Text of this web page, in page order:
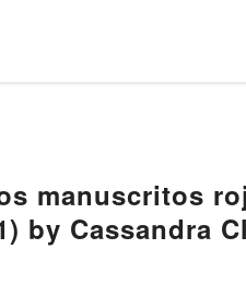
manuscritos
by Cassandra